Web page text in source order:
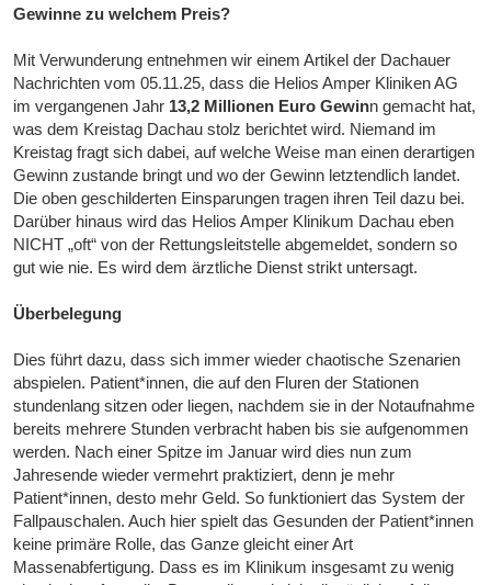
Gewinne zu welchem Preis?
Mit Verwunderung entnehmen wir einem Artikel der Dachauer
Nachrichten vom 05.11.25, dass die Helios Amper Kliniken AG
im vergangenen Jahr 13,2 Millionen Euro Gewinn gemacht hat,
was dem Kreistag Dachau stolz berichtet wird. Niemand im
Kreistag fragt sich dabei, auf welche Weise man einen derartigen
Gewinn zustande bringt und wo der Gewinn letztendlich landet.
Die oben geschilderten Einsparungen tragen ihren Teil dazu bei.
Darüber hinaus wird das Helios Amper Klinikum Dachau eben
NICHT „oft“ von der Rettungsleitstelle abgemeldet, sondern so
gut wie nie. Es wird dem ärztliche Dienst strikt untersagt.
Überbelegung
Dies führt dazu, dass sich immer wieder chaotische Szenarien
abspielen. Patient*innen, die auf den Fluren der Stationen
stundenlang sitzen oder liegen, nachdem sie in der Notaufnahme
bereits mehrere Stunden verbracht haben bis sie aufgenommen
werden. Nach einer Spitze im Januar wird dies nun zum
Jahresende wieder vermehrt praktiziert, denn je mehr
Patient*innen, desto mehr Geld. So funktioniert das System der
Fallpauschalen. Auch hier spielt das Gesunden der Patient*innen
keine primäre Rolle, das Ganze gleicht einer Art
Massenabfertigung. Dass es im Klinikum insgesamt zu wenig